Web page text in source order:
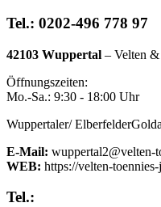
Tel.: 0202-496 778 97
42103 Wuppertal – Velten
Öffnungszeiten:
Mo.-Sa.: 9:30 - 18:00 Uhr
Wuppertaler/
E-Mail: wuppertal2@velten-
WEB: https://velten-
Tel.: